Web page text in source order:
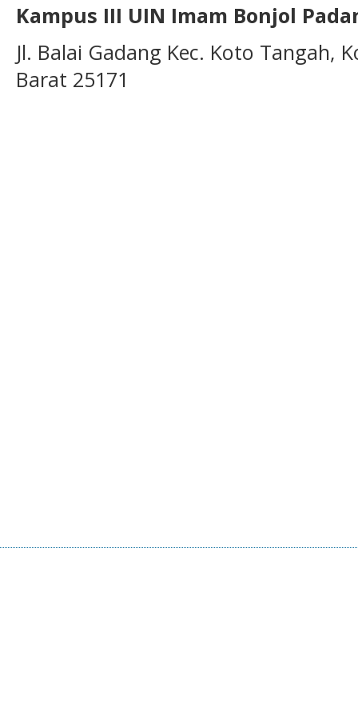
Kampus III UIN Imam Bonjol
Jl. Balai Gadang Kec. Koto Tangah,
Barat 25171